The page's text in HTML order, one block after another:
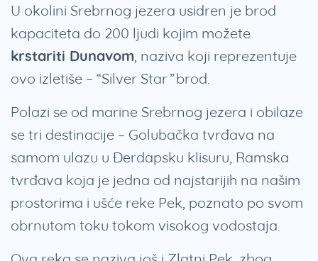
U okolini Srebrnog jezera usidren je brod
kapaciteta do 200 ljudi kojim možete
krstariti Dunavom , naziva koji reprezentuje
ovo izletiše – “Silver Star” brod.
Polazi se od marine Srebrnog jezera i obilaze
se tri destinacije – Golubačka tvrđava na
samom ulazu u Đerdapsku klisuru, Ramska
tvrđava koja je jedna od najstarijih na našim
prostorima i ušće reke Pek, poznato po svom
obrnutom toku tokom visokog vodostaja.